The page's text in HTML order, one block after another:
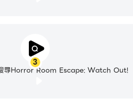
3
尋Horror Room Escape: Watch Out!